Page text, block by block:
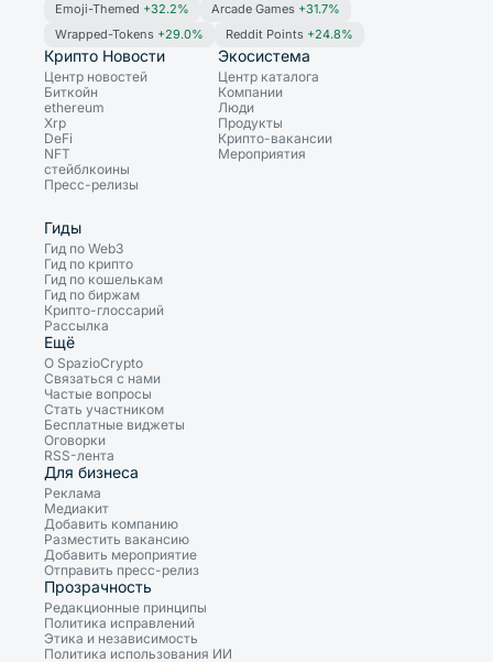
Emoji-Themed +32.2% Arcade Games +31.7%
Wrapped-Tokens +29.0% Reddit Points +24.8%
Крипто Новости
Центр новостей
Биткойн
ethereum
Xrp
DeFi
NFT
стейблкоины
Пресс-релизы
Экосистема
Центр каталога
Компании
Люди
Продукты
Крипто-вакансии
Мероприятия
Гиды
Гид по Web3
Гид по крипто
Гид по кошелькам
Гид по биржам
Крипто-глоссарий
Рассылка
Ещё
О SpazioCrypto
Связаться с нами
Частые вопросы
Стать участником
Бесплатные виджеты
Оговорки
RSS-лента
Для бизнеса
Реклама
Медиакит
Добавить компанию
Разместить вакансию
Добавить мероприятие
Отправить пресс-релиз
Прозрачность
Редакционные принципы
Политика исправлений
Этика и независимость
Политика использования ИИ